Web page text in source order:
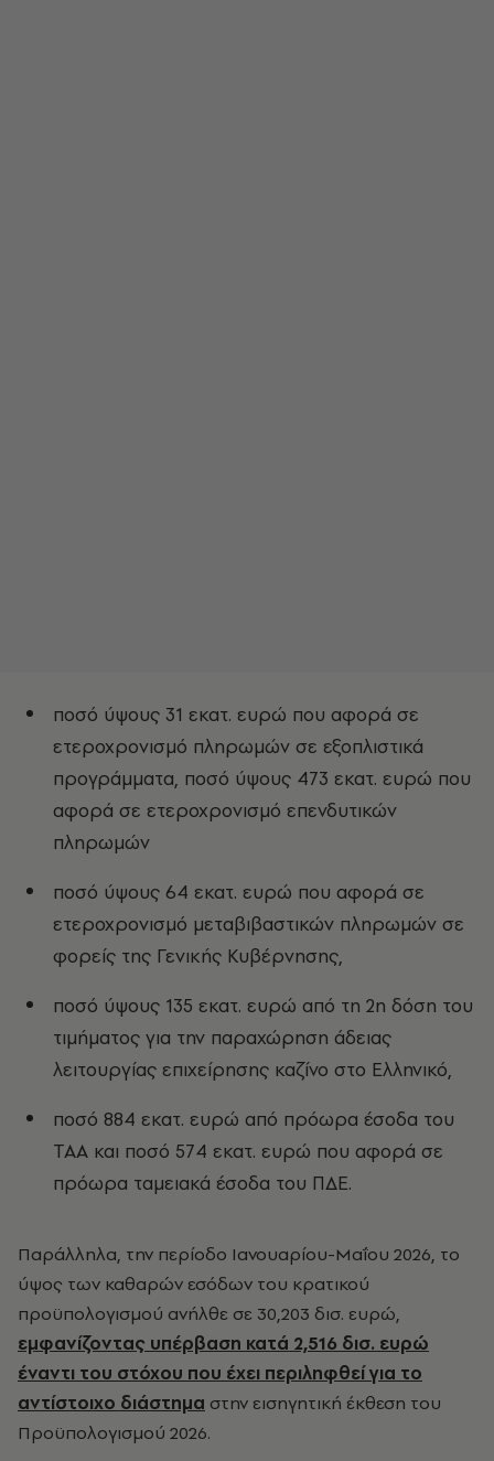
ποσό ύψους 31 εκατ. ευρώ που αφορά σε
ετεροχρονισμό πληρωμών σε εξοπλιστικά
προγράμματα, ποσό ύψους 473 εκατ. ευρώ που
αφορά σε ετεροχρονισμό επενδυτικών
πληρωμών
ποσό ύψους 64 εκατ. ευρώ που αφορά σε
ετεροχρονισμό μεταβιβαστικών πληρωμών σε
φορείς της Γενικής Κυβέρνησης,
ποσό ύψους 135 εκατ. ευρώ από τη 2η δόση του
τιμήματος για την παραχώρηση άδειας
λειτουργίας επιχείρησης καζίνο στο Ελληνικό,
ποσό 884 εκατ. ευρώ από πρόωρα έσοδα του
ΤΑΑ και ποσό 574 εκατ. ευρώ που αφορά σε
πρόωρα ταμειακά έσοδα του ΠΔΕ.
Παράλληλα, την περίοδο Ιανουαρίου-Μαΐου 2026, το
ύψος των καθαρών εσόδων του κρατικού
προϋπολογισμού ανήλθε σε 30,203 δισ. ευρώ,
εμφανίζοντας υπέρβαση κατά 2,516 δισ. ευρώ
έναντι του στόχου που έχει περιληφθεί για το
αντίστοιχο διάστημα στην εισηγητική έκθεση του
Προϋπολογισμού 2026.